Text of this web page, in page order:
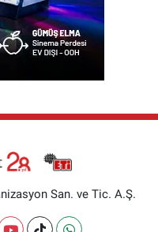
San. ve Tic. A.Ş.